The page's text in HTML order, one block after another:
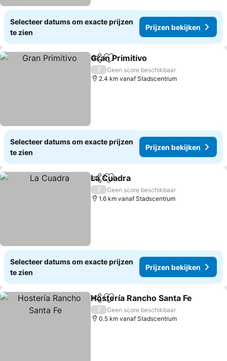
Selecteer datums om exacte prijzen
te zien
Prijzen bekijken
DelenToevoegen aan favorieten
Gran Primitivo
/
Geen score beschikbaar
2.4 km vanaf Stadscentrum
Selecteer datums om exacte prijzen
te zien
Prijzen bekijken
DelenToevoegen aan favorieten
La Cuadra
/
Geen score beschikbaar
1.6 km vanaf Stadscentrum
Selecteer datums om exacte prijzen
te zien
Prijzen bekijken
DelenToevoegen aan favorieten
Hostería Rancho Santa Fe
/
Geen score beschikbaar
0.5 km vanaf Stadscentrum